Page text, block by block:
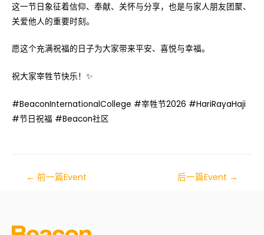
这一节日象征着信仰、奉献、关怀与分享，也是与家人朋友团聚、
关爱他人的重要时刻。
愿这个充满祝福的日子为大家带来平安、喜悦与幸福。
祝大家宰牲节快乐！✨
#BeaconInternationalCollege #宰牲节2026 #HariRayaHaji
#节日祝福 #Beacon社区
← 前一篇Event 后一篇Event →